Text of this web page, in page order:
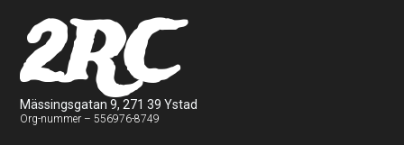
2RC
Mässingsgatan 9, 271 39 Ystad
Org-nummer – 556976-8749